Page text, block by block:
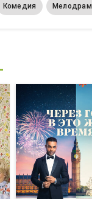
Комедия